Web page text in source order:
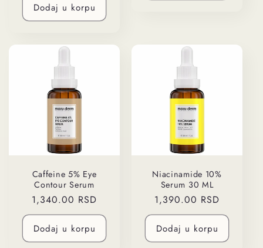
Dodaj u korpu
Caffeine 5% Eye
Contour Serum
Regularna
cena
1,340.00 RSD
Dodaj u korpu
Niacinamide 10%
Serum 30 ML
Regularna
cena
1,390.00 RSD
Dodaj u korpu